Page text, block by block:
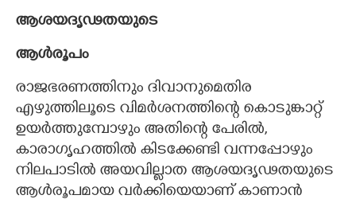
ആശയദൃഢതയുടെ
ആൾരൂപം
രാജഭരണത്തിനും ദിവാനുമെതിര
എഴുത്തിലൂടെ വിമർശനത്തിന്റെ കൊടുങ്കാറ്റ്
ഉയർത്തുമ്പോഴും അതിന്റെ പേരിൽ,
കാരാഗൃഹത്തിൽ കിടക്കേണ്ടി വന്നപ്പോഴും
നിലപാടിൽ അയവില്ലാത ആശയദൃഢതയുടെ
ആൾരൂപമായ വർക്കിയെയാണ് കാണാൻ